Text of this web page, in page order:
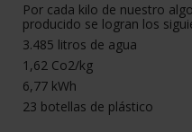
Por cada kilo de nuestro
producido se logran los
3.485 litros de agua
1,62 Co2/kg
6,77 kWh
23 botellas de plástico